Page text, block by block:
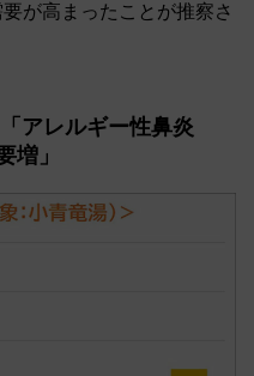
が高まったことが推察さ
アレルギー性鼻炎
増」